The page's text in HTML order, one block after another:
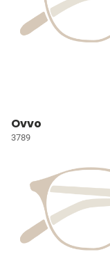
Ovvo
3789